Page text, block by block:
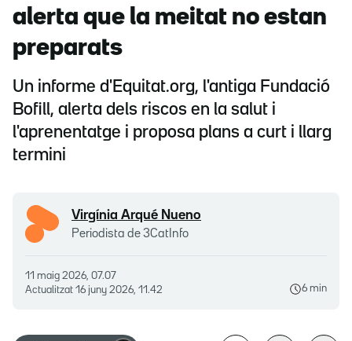
alerta que la meitat no estan
preparats
Un informe d'Equitat.org, l'antiga Fundació
Bofill, alerta dels riscos en la salut i
l'aprenentatge i proposa plans a curt i llarg
termini
Virgínia Arqué Nueno
Periodista de 3CatInfo
11 maig 2026, 07.07
Actualitzat 16 juny 2026, 11.42 6 min